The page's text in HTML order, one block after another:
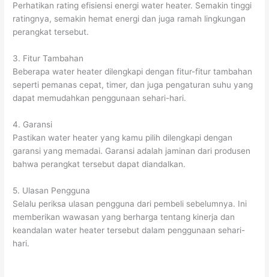
Perhatikan rating efisiensi energi water heater. Semakin tinggi
ratingnya, semakin hemat energi dan juga ramah lingkungan
perangkat tersebut.
3. Fitur Tambahan
Beberapa water heater dilengkapi dengan fitur-fitur tambahan
seperti pemanas cepat, timer, dan juga pengaturan suhu yang
dapat memudahkan penggunaan sehari-hari.
4. Garansi
Pastikan water heater yang kamu pilih dilengkapi dengan
garansi yang memadai. Garansi adalah jaminan dari produsen
bahwa perangkat tersebut dapat diandalkan.
5. Ulasan Pengguna
Selalu periksa ulasan pengguna dari pembeli sebelumnya. Ini
memberikan wawasan yang berharga tentang kinerja dan
keandalan water heater tersebut dalam penggunaan sehari-
hari.